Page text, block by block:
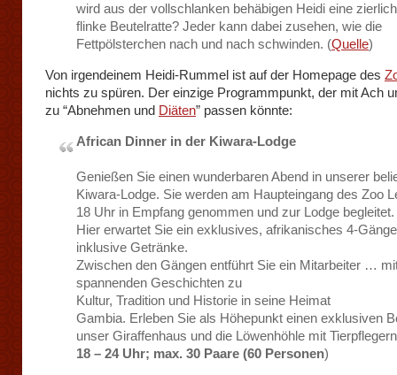
wird aus der vollschlanken behäbigen Heidi eine
flinke Beutelratte? Jeder kann dabei zusehen, wie die
Fettpölsterchen nach und nach schwinden. (Quelle)
Von irgendeinem Heidi-Rummel ist auf der Homepage des
nichts zu spüren. Der einzige Programmpunkt, der mit Ach
zu “Abnehmen und Diäten” passen könnte:
African Dinner in der Kiwara-Lodge
Genießen Sie einen wunderbaren Abend in unserer
Kiwara-Lodge. Sie werden am Haupteingang des Zoo
18 Uhr in Empfang genommen und zur Lodge begleitet.
Hier erwartet Sie ein exklusives, afrikanisches 4-
inklusive Getränke.
Zwischen den Gängen entführt Sie ein Mitarbeiter …
spannenden Geschichten zu
Kultur, Tradition und Historie in seine Heimat
Gambia. Erleben Sie als Höhepunkt einen exklusiven
unser Giraffenhaus und die Löwenhöhle mit
18 – 24 Uhr; max. 30 Paare (60 Personen)